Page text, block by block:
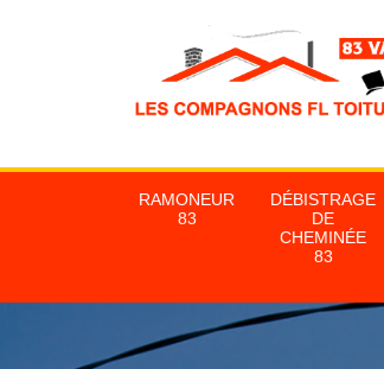
RAMONEUR
83
DÉBISTRAGE
DE
CHEMINÉE
83